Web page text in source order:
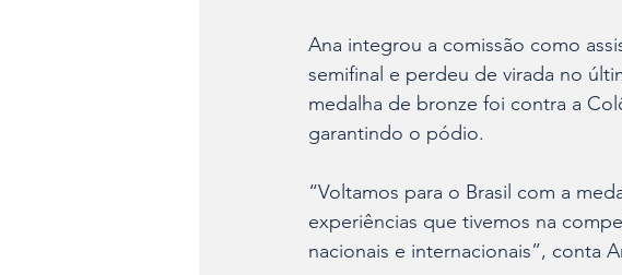
Ana integrou a comissão como
semifinal e perdeu de virada no
medalha de bronze foi contra a
garantindo o pódio.
“Voltamos para o Brasil com a
experiências que tivemos na
nacionais e internacionais”, conta